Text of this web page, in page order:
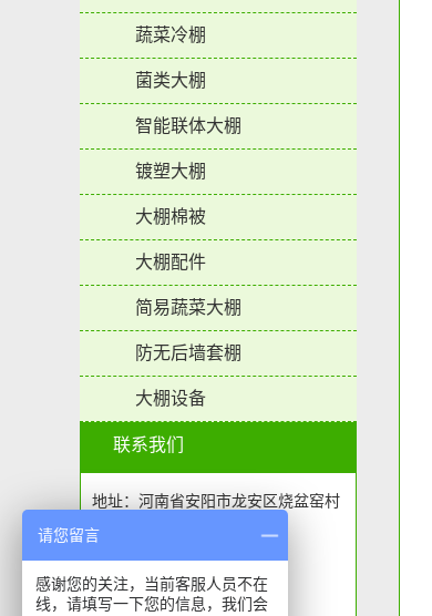
蔬菜冷棚
菌类大棚
智能联体大棚
镀塑大棚
大棚棉被
大棚配件
简易蔬菜大棚
防无后墙套棚
大棚设备
联系我们
地址：河南省安阳市龙安区烧盆窑村
大街北5栋1排7号
电话：400-871-3822
手机：15837256430
请您留言
感谢您的关注，当前客服人员不在
线，请填写一下您的信息，我们会